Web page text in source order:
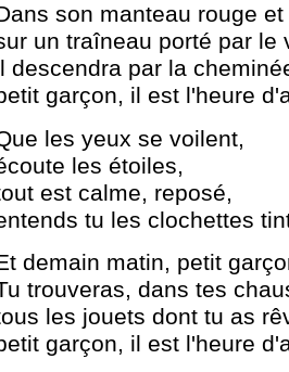
son manteau rouge
un traîneau porté par le
descendra par la
garçon, il est l'heure
les yeux se voilent,
les étoiles,
est calme, reposé,
tu les clochettes
demain matin, petit
trouveras, dans tes
les jouets dont tu as
garçon, il est l'heure